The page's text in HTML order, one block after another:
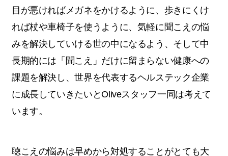
目が悪ければメガネをかけるように、歩きにくけ
れば杖や車椅子を使うように、気軽に聞こえの悩
みを解決していける世の中になるよう、そして中
長期的には「聞こえ」だけに留まらない健康への
課題を解決し、世界を代表するヘルステック企業
に成長していきたいとOliveスタッフ一同は考えて
います。
聴こえの悩みは早めから対処することがとても大